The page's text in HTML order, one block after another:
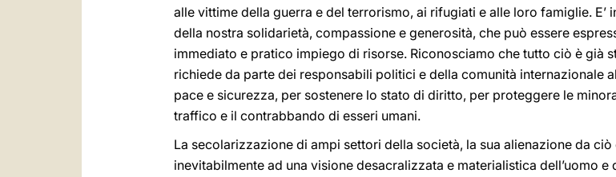
alle vittime della guerra e del terrorismo, ai rifugiati e alle loro famiglie. E’
della nostra solidarietà, compassione e generosità, che può essere
immediato e pratico impiego di risorse. Riconosciamo che tutto ciò è già
richiede da parte dei responsabili politici e della comunità internazionale
pace e sicurezza, per sostenere lo stato di diritto, per proteggere le
traffico e il contrabbando di esseri umani.
La secolarizzazione di ampi settori della società, la sua alienazione da
inevitabilmente ad una visione desacralizzata e materialistica dell’uomo